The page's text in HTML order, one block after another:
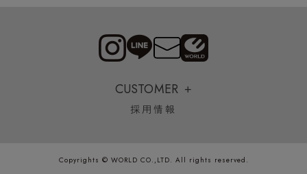
CUSTOMER
採用情報
Copyrights © WORLD CO.,LTD. All rights reserved.